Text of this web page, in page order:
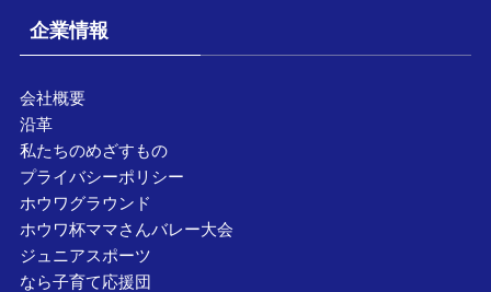
企業情報
会社概要
沿革
私たちのめざすもの
プライバシーポリシー
ホウワグラウンド
ホウワ杯ママさんバレー大会
ジュニアスポーツ
なら子育て応援団